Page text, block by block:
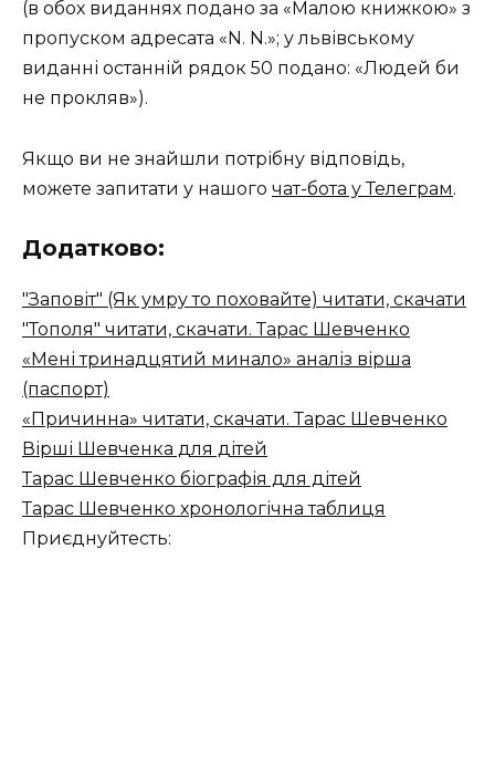
(в обох виданнях подано за «Малою книжкою» з
пропуском адресата «N. N.»; у львівському
виданні останній рядок 50 подано: «Людей би
не прокляв»).
Якщо ви не знайшли потрібну відповідь,
можете запитати у нашого чат-бота у Телеграм.
Додатково:
"Заповіт" (Як умру то поховайте) читати, скачати
"Тополя" читати, скачати. Тарас Шевченко
«Мені тринадцятий минало» аналіз вірша
(паспорт)
«Причинна» читати, скачати. Тарас Шевченко
Вірші Шевченка для дітей
Тарас Шевченко біографія для дітей
Тарас Шевченко хронологічна таблиця
Приєднуйтесть: